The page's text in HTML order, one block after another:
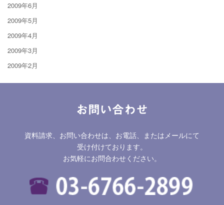
2009年6月
2009年5月
2009年4月
2009年3月
2009年2月
お問い合わせ
資料請求、お問い合わせは、お電話、またはメールにて
受け付けております。
お気軽にお問合わせください。